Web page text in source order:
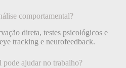
comportamental?
direta, testes psicológicos e
tracking e neurofeedback.
pode ajudar no trabalho?